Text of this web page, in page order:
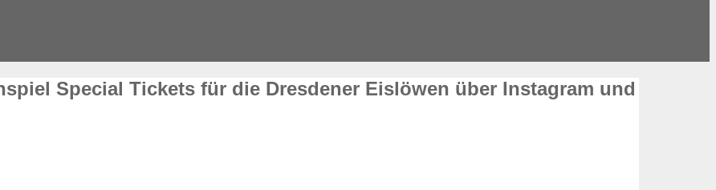
Special Tickets für die Dresdener Eislöwen über Instagram und